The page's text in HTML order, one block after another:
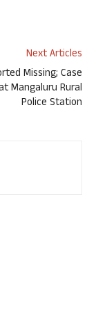
Next Articles
Missing; Case
Mangaluru Rural
Police Station